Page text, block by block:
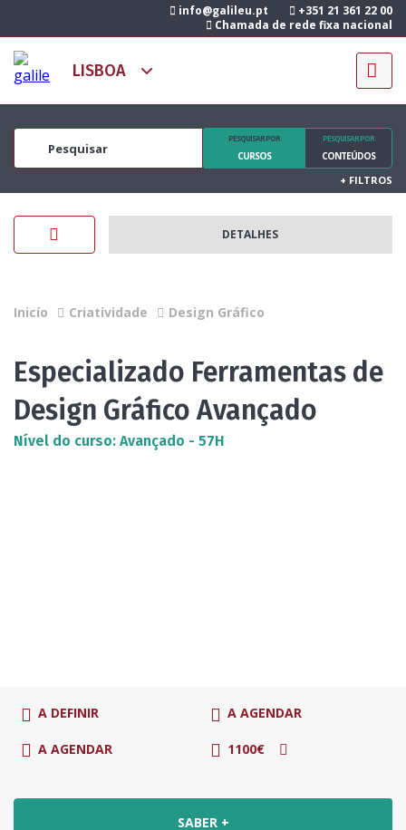
info@galileu.pt
+351 21 361 22 00
Chamada de rede fixa nacional
PESQUISAR POR
CURSOS
PESQUISAR POR
CONTEÚDOS
+ FILTROS
DETALHES
Inicío Criatividade Design Gráfico
Especializado Ferramentas de
Design Gráfico Avançado
Nível do curso: Avançado - 57H
A DEFINIR A AGENDAR
A AGENDAR 1100€
SABER +